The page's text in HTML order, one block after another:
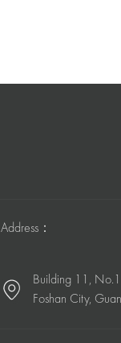
Address：
Building 11,
Foshan City,